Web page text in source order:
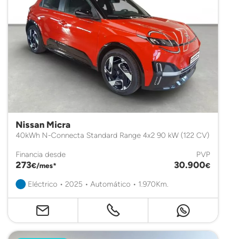
Nissan Micra
40kWh N-Connecta Standard Range 4x2 90 kW (122 CV)
Financia desde
273€/mes*
PVP
30.900€
Eléctrico • 2025 • Automático • 1.970Km.